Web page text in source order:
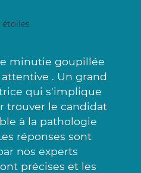
minutie goupillée
. Un grand
qui s'implique
trouver le candidat
à la pathologie
réponses sont
nos experts
précises et les